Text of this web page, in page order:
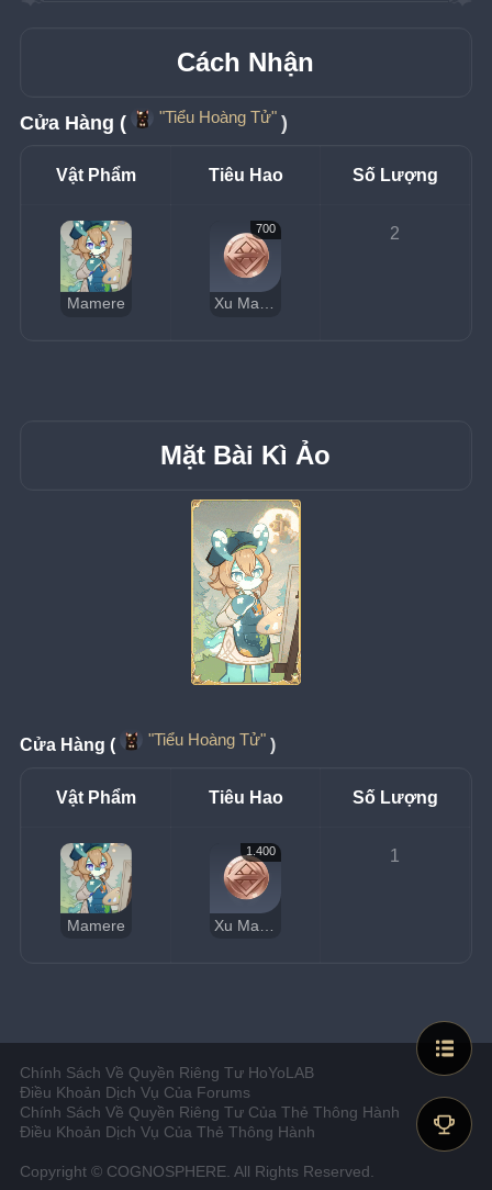
Cách Nhận
Cửa Hàng ( "Tiểu Hoàng Tử" )
Vật Phẩm Tiêu Hao Số Lượng
Mamere
700
Xu May Mắn
2
Mặt Bài Kì Ảo
Cửa Hàng ( "Tiểu Hoàng Tử" )
Vật Phẩm Tiêu Hao Số Lượng
Mamere
1.400
Xu May Mắn
1
Chính Sách Về Quyền Riêng Tư HoYoLAB
Điều Khoản Dịch Vụ Của Forums
Chính Sách Về Quyền Riêng Tư Của Thẻ Thông Hành
Điều Khoản Dịch Vụ Của Thẻ Thông Hành
Copyright © COGNOSPHERE. All Rights Reserved.